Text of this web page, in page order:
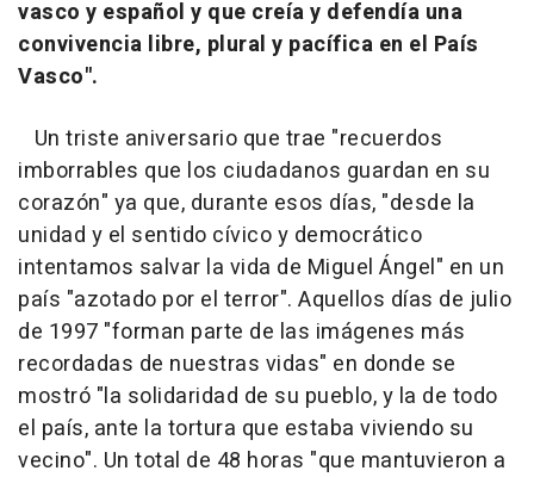
vasco y español y que creía y defendía una
convivencia libre, plural y pacífica en el País
Vasco".
Un triste aniversario que trae "recuerdos
imborrables que los ciudadanos guardan en su
corazón" ya que, durante esos días, "desde la
unidad y el sentido cívico y democrático
intentamos salvar la vida de Miguel Ángel" en un
país "azotado por el terror". Aquellos días de julio
de 1997 "forman parte de las imágenes más
recordadas de nuestras vidas" en donde se
mostró "la solidaridad de su pueblo, y la de todo
el país, ante la tortura que estaba viviendo su
vecino". Un total de 48 horas "que mantuvieron a